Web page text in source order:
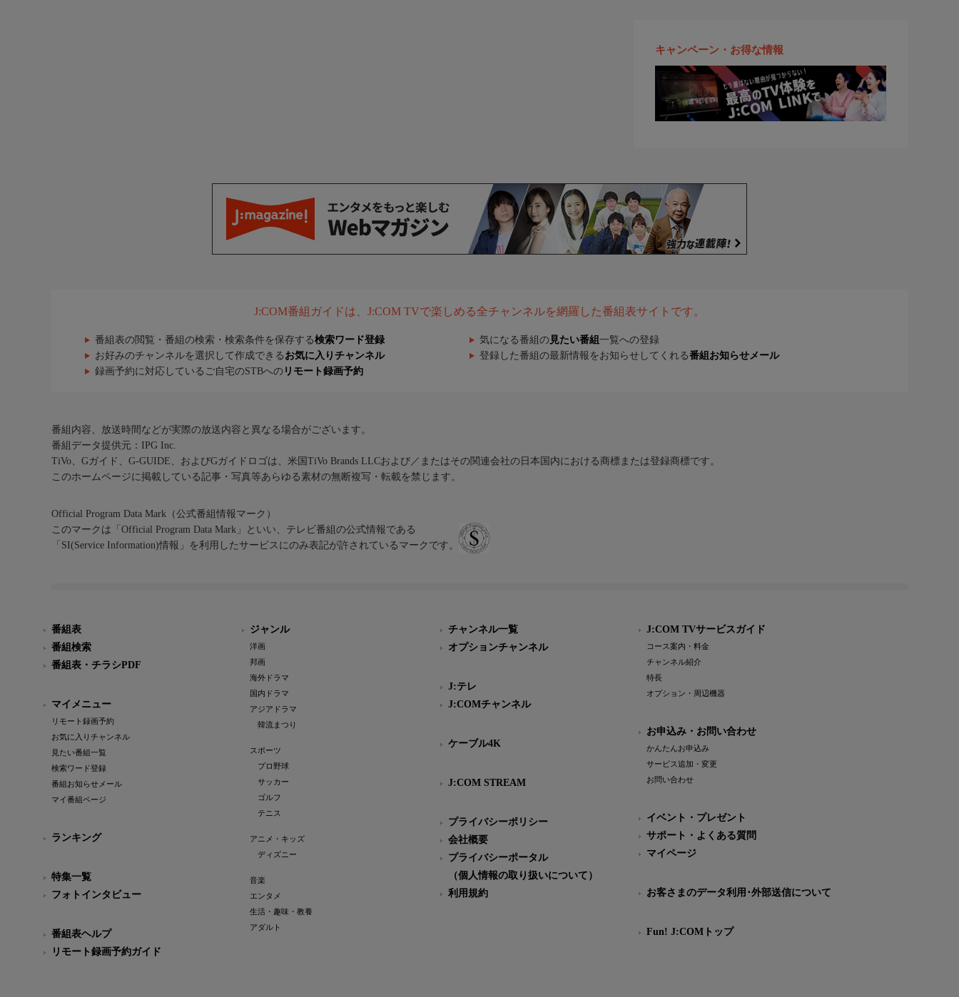
キャンペーン・お得な情報
J:COM番組ガイドは、J:COM TVで楽しめる全チャンネルを網羅した番組表サイトです。
番組表の閲覧・番組の検索・検索条件を保存する検索ワード登録 気になる番組の 見たい番組 一覧への登録
お好みのチャンネルを選択して作成できる お気に入りチャンネル 登録した番組の最新情報をお知らせしてくれる番組お知らせメール
録画予約に対応しているご自宅のSTBへの リモート録画予約
番組内容、放送時間などが実際の放送内容と異なる場合がございます。
番組データ提供元：IPG Inc.
TiVo、Gガイド、G-GUIDE、およびGガイドロゴは、米国TiVo Brands LLCおよび／またはその関連会社の日本国内における商標または登録商標です。
このホームページに掲載している記事・写真等あらゆる素材の無断複写・転載を禁じます。
Official Program Data Mark（公式番組情報マーク）
このマークは「Official Program Data Mark」といい、テレビ番組の公式情報である
「SI(Service Information)情報」を利用したサービスにのみ表記が許されているマークです。
番組表
番組検索
番組表・チラシPDF
マイメニュー
リモート録画予約
お気に入りチャンネル
見たい番組一覧
検索ワード登録
番組お知らせメール
マイ番組ページ
ランキング
特集一覧
フォトインタビュー
番組表ヘルプ
リモート録画予約ガイド
ジャンル
洋画
邦画
海外ドラマ
国内ドラマ
アジアドラマ
韓流まつり
スポーツ
プロ野球
サッカー
ゴルフ
テニス
アニメ・キッズ
ディズニー
音楽
エンタメ
生活・趣味・教養
アダルト
チャンネル一覧
オプションチャンネル
J:テレ
J:COMチャンネル
ケーブル4K
J:COM STREAM
プライバシーポリシー
会社概要
プライバシーポータル
（個人情報の取り扱いについて）
利用規約
J:COM TVサービスガイド
コース案内・料金
チャンネル紹介
特長
オプション・周辺機器
お申込み・お問い合わせ
かんたんお申込み
サービス追加・変更
お問い合わせ
イベント・プレゼント
サポート・よくある質問
マイページ
お客さまのデータ利用･外部送信について
Fun! J:COMトップ